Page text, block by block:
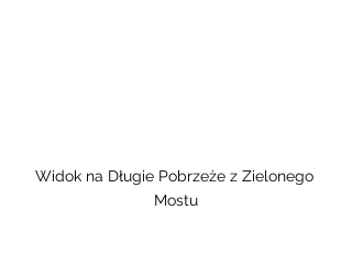
Widok na Długie Pobrzeże z Zielonego
Mostu